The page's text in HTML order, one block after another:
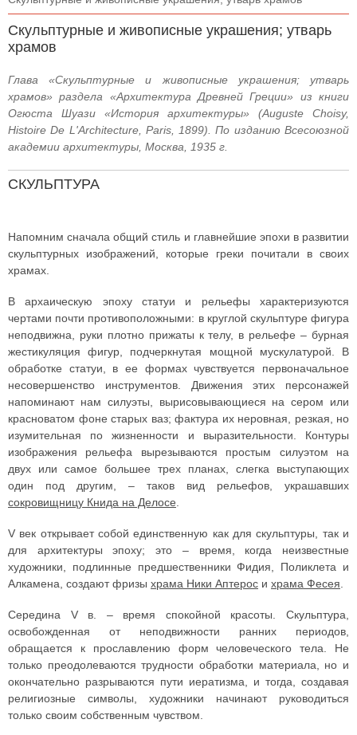
Скульптурные и живописные украшения; утварь
храмов
Глава «Скульптурные и живописные украшения; утварь
храмов» раздела «Архитектура Древней Греции» из книги
Огюста Шуази «История архитектуры» (Auguste Choisy,
Histoire De L'Architecture, Paris, 1899). По изданию Всесоюзной
академии архитектуры, Москва, 1935 г.
СКУЛЬПТУРА
Напомним сначала общий стиль и главнейшие эпохи в развитии
скульптурных изображений, которые греки почитали в своих
храмах.
В архаическую эпоху статуи и рельефы характеризуются
чертами почти противоположными: в круглой скульптуре фигура
неподвижна, руки плотно прижаты к телу, в рельефе – бурная
жестикуляция фигур, подчеркнутая мощной мускулатурой. В
обработке статуи, в ее формах чувствуется первоначальное
несовершенство инструментов. Движения этих персонажей
напоминают нам силуэты, вырисовывающиеся на сером или
красноватом фоне старых ваз; фактура их неровная, резкая, но
изумительная по жизненности и выразительности. Контуры
изображения рельефа вырезываются простым силуэтом на
двух или самое большее трех планах, слегка выступающих
один под другим, – таков вид рельефов, украшавших
сокровищницу Книда на Делосе
V век открывает собой единственную как для скульптуры, так и
для архитектуры эпоху; это – время, когда неизвестные
художники, подлинные предшественники Фидия, Поликлета и
Алкамена, создают фризы храма Ники Аптерос и храма Фесея
Середина V в. – время спокойной красоты. Скульптура,
освобожденная от неподвижности ранних периодов,
обращается к прославлению форм человеческого тела. Не
только преодолеваются трудности обработки материала, но и
окончательно разрываются пути иератизма, и тогда, создавая
религиозные символы, художники начинают руководиться
только своим собственным чувством.